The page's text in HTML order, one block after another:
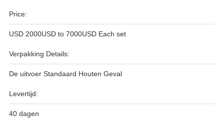
Price:
USD 2000USD to 7000USD Each set
Verpakking Details:
De uitvoer Standaard Houten Geval
Levertijd:
40 dagen